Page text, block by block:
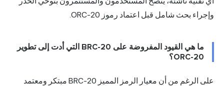
وإجراء بحث شامل قبل اعتماد رموز ORC-20.
ما هي القيود المفروضة على BRC-20 التي أدت إلى تطوير
ORC-20؟
على الرغم من أن معيار الرمز المميز BRC-20 مبتكر ومعتمد